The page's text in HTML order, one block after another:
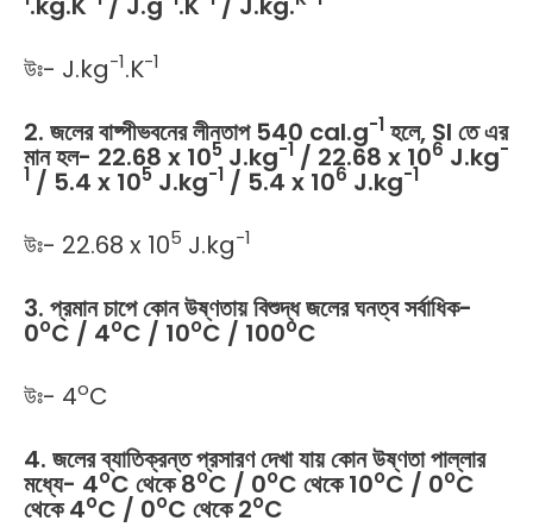
উঃ- J.kg-1.K-1
2. জলের বাষ্পীভবনের লীনতাপ 540 cal.g-1 হলে, SI তে এর
মান হল- 22.68 x 105 J.kg-1 / 22.68 x 106 J.kg-
1 / 5.4 x 105 J.kg-1 / 5.4 x 106 J.kg-1
উঃ- 22.68 x 105 J.kg-1
3. প্রমান চাপে কোন উষ্ণতায় বিশুদ্ধ জলের ঘনত্ব সর্বাধিক-
0oC / 4oC / 10oC / 100oC
উঃ- 4oC
4. জলের ব্যাতিক্রন্ত প্রসারণ দেখা যায় কোন উষ্ণতা পাল্লার
মধ্যে- 4oC থেকে 8oC / 0oC থেকে 10oC / 0oC
থেকে 4oC / 0oC থেকে 2oC